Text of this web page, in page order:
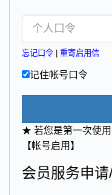
忘记口令 重寄启用信
记住帐号口令
★ 若您是第一次使
【帐号启用】
会员服务申请